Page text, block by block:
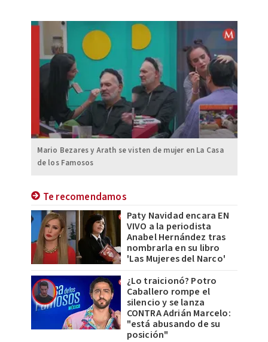
Mario Bezares y Arath se visten de mujer en La Casa
de los Famosos
Te recomendamos
Paty Navidad encara EN
VIVO a la periodista
Anabel Hernández tras
nombrarla en su libro
'Las Mujeres del Narco'
¿Lo traicionó? Potro
Caballero rompe el
silencio y se lanza
CONTRA Adrián Marcelo:
"está abusando de su
posición"